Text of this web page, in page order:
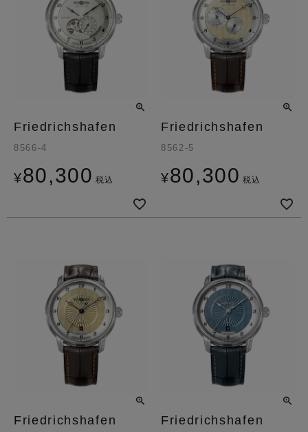
Friedrichshafen
8566-4
¥80,300 税込
Friedrichshafen
8562-5
¥80,300 税込
Friedrichshafen Friedrichshafen